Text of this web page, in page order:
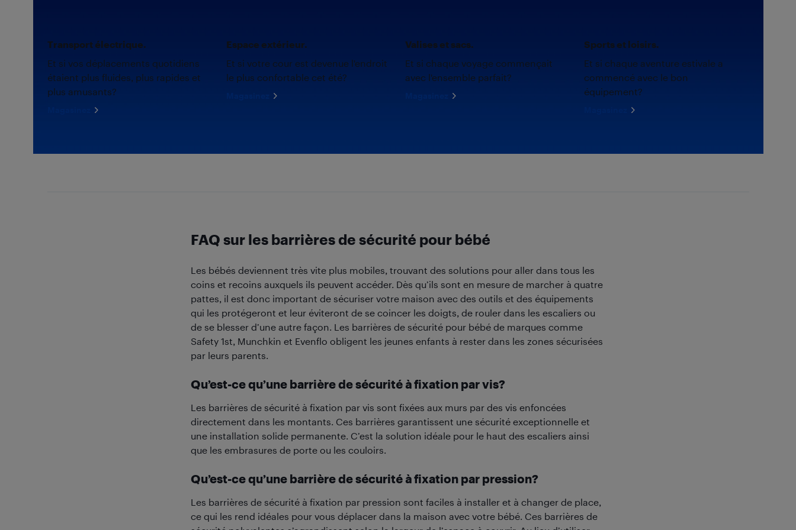
Transport électrique.
Et si vos déplacements quotidiens
étaient plus fluides, plus rapides et
plus amusants?
Espace extérieur.
Et si votre cour est devenue l'endroit
le plus confortable cet été?
Valises et sacs.
Et si chaque voyage commençait
avec l'ensemble parfait?
Sports et loisirs.
Et si chaque aventure estivale a
commencé avec le bon
équipement?
FAQ sur les barrières de sécurité pour bébé
Les bébés deviennent très vite plus mobiles, trouvant des solutions pour aller dans tous les
coins et recoins auxquels ils peuvent accéder. Dès qu’ils sont en mesure de marcher à quatre
pattes, il est donc important de sécuriser votre maison avec des outils et des équipements
qui les protégeront et leur éviteront de se coincer les doigts, de rouler dans les escaliers ou
de se blesser d’une autre façon. Les barrières de sécurité pour bébé de marques comme
Safety 1st, Munchkin et Evenflo obligent les jeunes enfants à rester dans les zones sécurisées
par leurs parents.
Qu’est-ce qu’une barrière de sécurité à fixation par vis?
Les barrières de sécurité à fixation par vis sont fixées aux murs par des vis enfoncées
directement dans les montants. Ces barrières garantissent une sécurité exceptionnelle et
une installation solide permanente. C’est la solution idéale pour le haut des escaliers ainsi
que les embrasures de porte ou les couloirs.
Qu’est-ce qu’une barrière de sécurité à fixation par pression?
Les barrières de sécurité à fixation par pression sont faciles à installer et à changer de place,
ce qui les rend idéales pour vous déplacer dans la maison avec votre bébé. Ces barrières de